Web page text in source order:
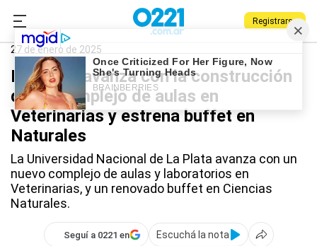
Registrarse
0221.com.ar
UNLP
27 de enero de 2025
La UNLP avanza con la construcción
de un complejo de aulas en
Veterinarias y estrena buffet en
Naturales
La Universidad Nacional de La Plata avanza con un
nuevo complejo de aulas y laboratorios en
Veterinarias, y un renovado buffet en Ciencias
Naturales.
Seguí a 0221 en
Escuchá la nota